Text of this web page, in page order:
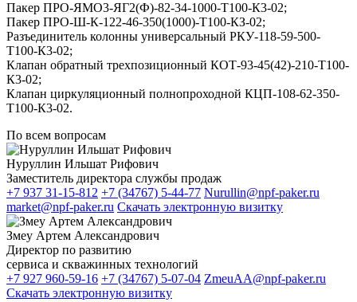
Пакер ПРО-ЯМО3-ЯГ2(Ф)-82-34-1000-Т100-К3-02;
Пакер ПРО-Ш-К-122-46-350(1000)-Т100-КЗ-02;
Разъединитель колонны универсальный РКУ-118-59-500-
Т100-К3-02;
Клапан обратный трехпозиционный КОТ-93-45(42)-210-Т100-
К3-02;
Клапан циркуляционный полнопроходной КЦП-108-62-350-
Т100-К3-02.
По всем вопросам
Нуруллин Ильшат Рифович
Заместитель директора службы продаж
+7 937 31-15-812 +7 (34767) 5-44-77 Nurullin@npf-paker.ru
market@npf-paker.ru Скачать электронную визитку
Змеу Артем Александрович
Директор по развитию
сервиса и скважинных технологий
+7 927 960-59-16 +7 (34767) 5-07-04 ZmeuAA@npf-paker.ru
Скачать электронную визитку